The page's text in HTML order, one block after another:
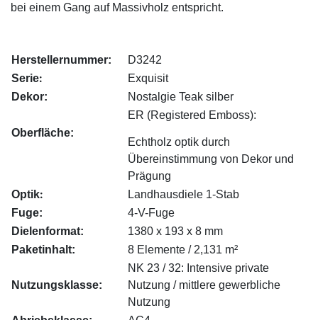
bei einem Gang auf Massivholz entspricht.
Herstellernummer:
D3242
Serie:
Exquisit
Dekor:
Nostalgie Teak silber
Oberfläche:
ER (Registered Emboss):
Echtholz optik durch
Übereinstimmung von Dekor und
Prägung
Optik:
Landhausdiele 1-Stab
Fuge:
4-V-Fuge
Dielenformat:
1380 x 193 x 8 mm
Paketinhalt:
8 Elemente / 2,131 m²
Nutzungsklasse:
NK 23 / 32: Intensive private
Nutzung / mittlere gewerbliche
Nutzung